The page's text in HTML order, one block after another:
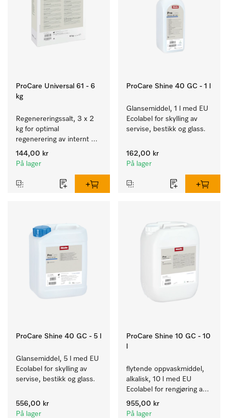
ProCare Universal 61 - 6
kg
Regenereringssalt, 3 x 2
kg for optimal
regenerering av internt
kalkfilter.
144,00 kr
På lager
ProCare Shine 40 GC - 1 l
Glansemiddel, 1 l med EU
Ecolabel for skylling av
servise, bestikk og glass.
162,00 kr
På lager
ProCare Shine 40 GC - 5 l
Glansemiddel, 5 l med EU
Ecolabel for skylling av
servise, bestikk og glass.
556,00 kr
På lager
ProCare Shine 10 GC - 10
flytende oppvaskmiddel,
alkalisk, 10 l med EU
Ecolabel for rengjøring av
daglig smuss på servise,
bestikk og glass.
955,00 kr
På lager